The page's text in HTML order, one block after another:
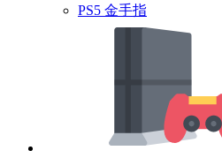
PS5 金手指